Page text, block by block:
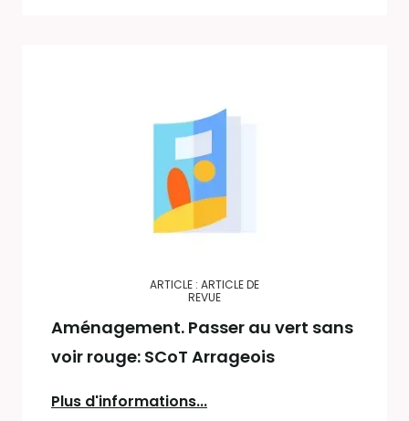
ARTICLE : ARTICLE DE
REVUE
Aménagement. Passer au vert sans
voir rouge: SCoT Arrageois
Plus d'informations...